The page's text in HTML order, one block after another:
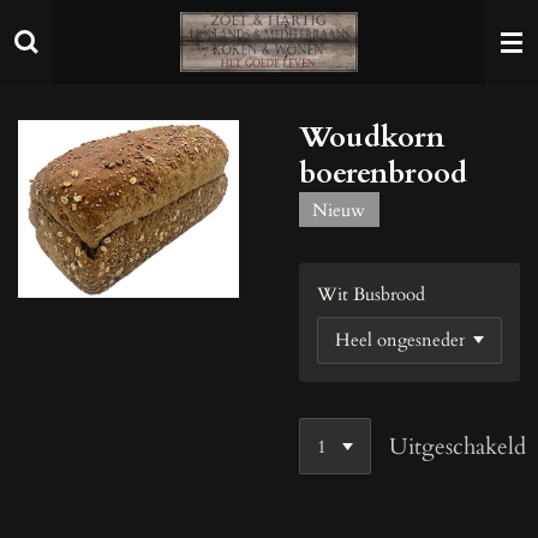
direct
hoofdinhoud
Woudkorn
boerenbrood
Nieuw
Wit Busbrood
Uitgeschakeld